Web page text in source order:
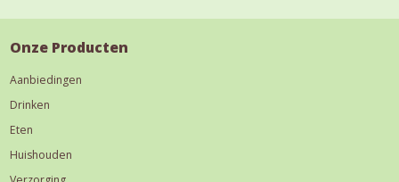
Onze Producten
Aanbiedingen
Drinken
Eten
Huishouden